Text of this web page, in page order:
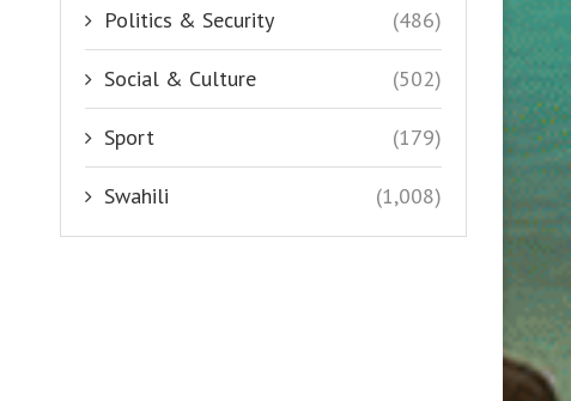
Politics & Security (486)
Social & Culture (502)
Sport (179)
Swahili (1,008)